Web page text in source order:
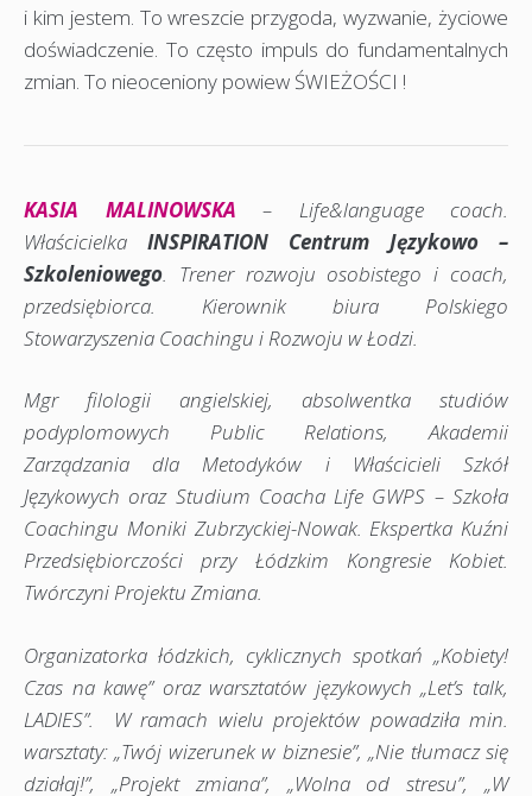
i kim jestem. To wreszcie przygoda, wyzwanie, życiowe
doświadczenie. To często impuls do fundamentalnych
zmian. To nieoceniony powiew ŚWIEŻOŚCI !
KASIA MALINOWSKA –
Life&language coach.
Właścicielka INSPIRATION Centrum Językowo –
Szkoleniowego . Trener rozwoju osobistego i coach,
przedsiębiorca. Kierownik biura Polskiego
Stowarzyszenia Coachingu i Rozwoju w Łodzi.
Mgr filologii angielskiej, absolwentka studiów
podyplomowych Public Relations, Akademii
Zarządzania dla Metodyków i Właścicieli Szkół
Językowych oraz Studium Coacha Life GWPS – Szkoła
Coachingu Moniki Zubrzyckiej-Nowak. Ekspertka Kuźni
Przedsiębiorczości przy Łódzkim Kongresie Kobiet.
Twórczyni Projektu Zmiana.
Organizatorka łódzkich, cyklicznych spotkań „Kobiety!
Czas na kawę” oraz warsztatów językowych „Let’s talk,
LADIES”. W ramach wielu projektów powadziła min.
warsztaty: „Twój wizerunek w biznesie”, „Nie tłumacz się
działaj!”, „Projekt zmiana”, „Wolna od stresu”, „W